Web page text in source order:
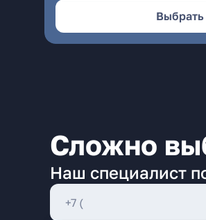
Выбрать
Сложно
Наш специалист